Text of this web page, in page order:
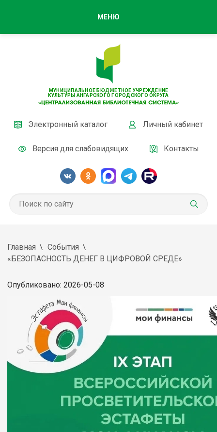
МУНИЦИПАЛЬНОЕ БЮДЖЕТНОЕ УЧРЕЖДЕНИЕ
КУЛЬТУРЫ АНГАРСКОГО ГОРОДСКОГО ОКРУГА
Электронный каталог Личный кабинет
Версия для слабовидящих Контакты
МЕНЮ
Главная
События
«БЕЗОПАСНОСТЬ ДЕНЕГ В ЦИФРОВОЙ СРЕДЕ»
Опубликовано: 2026-05-08